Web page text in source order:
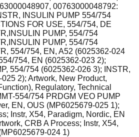
00763000048792:
INSULIN PUMP 554/754
FOR USE, 554/754, DE
PUMP, 554/754
PUMP, 554/754
554/754, EN, A52 (6025362-024
754, EN (6025362-023 2);
554/754 (6025362-026 3); INSTR,
2); Artwork, New Product,
Regulatory, Technical
554/754 PRDGM VEO PUMP
EN, OUS (MP6025679-025 1);
Instr, X54, Paradigm, Nordic, EN
CRB A Process; Instr, X54,
024 1)